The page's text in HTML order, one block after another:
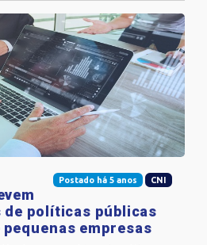
Postado há 5 anos CNI
políticas públicas
empresas